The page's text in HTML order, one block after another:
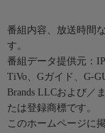
番組内容、放送時間
す。
番組データ提供元：
TiVo、Gガイド、G-
Brands LLCおよび／
たは登録商標です。
このホームページに